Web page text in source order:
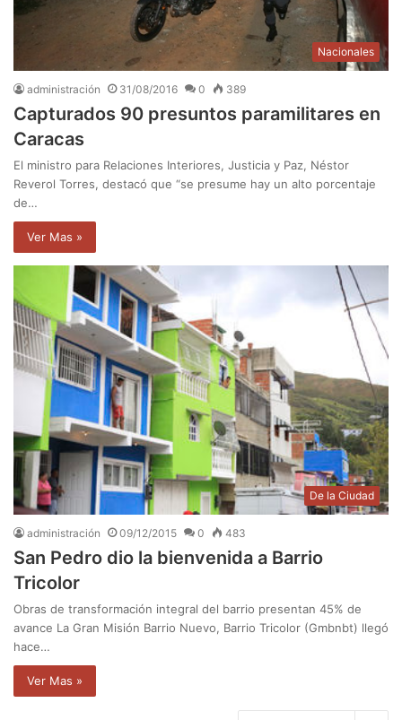
Nacionales
administración 31/08/2016 0 389
Capturados 90 presuntos paramilitares en
Caracas
El ministro para Relaciones Interiores, Justicia y Paz, Néstor
Reverol Torres, destacó que “se presume hay un alto porcentaje
de…
Ver Mas »
De la Ciudad
administración 09/12/2015 0 483
San Pedro dio la bienvenida a Barrio
Tricolor
Obras de transformación integral del barrio presentan 45% de
avance La Gran Misión Barrio Nuevo, Barrio Tricolor (Gmbnbt) llegó
hace…
Ver Mas »